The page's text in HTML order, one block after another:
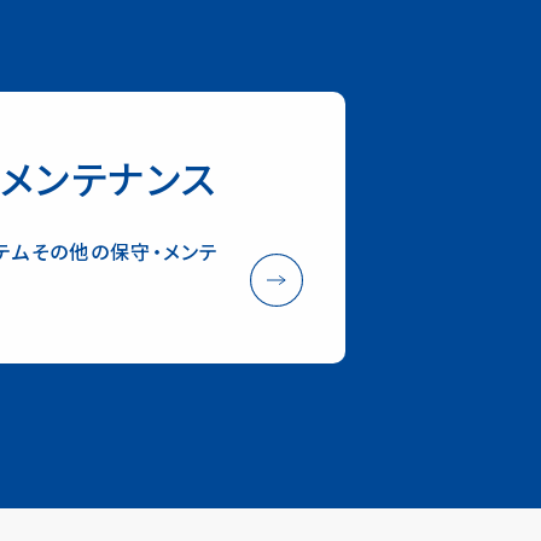
ンテナンス
その他の保守・メンテ